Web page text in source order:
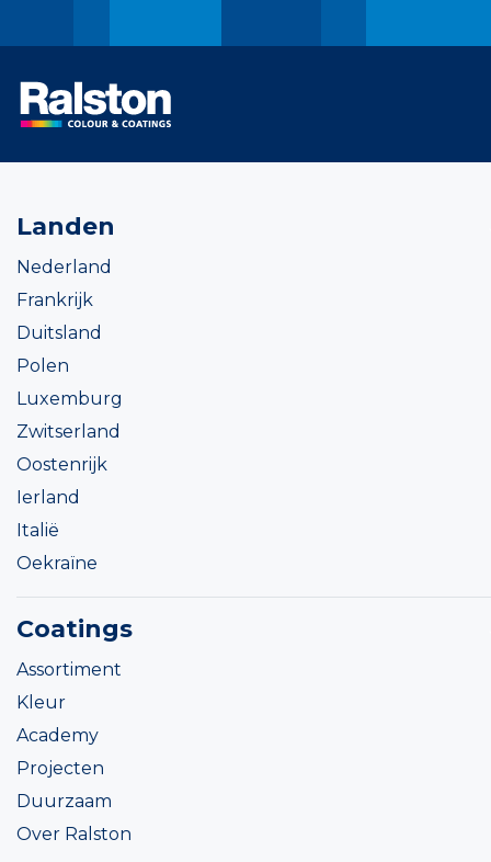
Landen
Nederland
Frankrijk
Duitsland
Polen
Luxemburg
Zwitserland
Oostenrijk
Ierland
Italië
Oekraïne
Coatings
Assortiment
Kleur
Academy
Projecten
Duurzaam
Over Ralston